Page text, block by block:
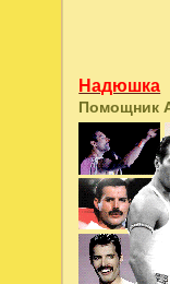
Надюшка
Помощник